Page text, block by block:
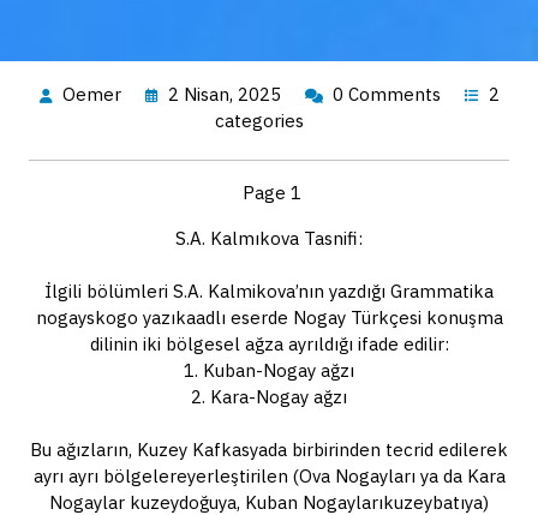
Oemer 2 Nisan, 2025 0 Comments
2
categories
Page 1
S.A. Kalmıkova Tasnifi:
İlgili bölümleri S.A. Kalmikova’nın yazdığı Grammatika
nogayskogo yazıkaadlı eserde Nogay Türkçesi konuşma
dilinin iki bölgesel ağza ayrıldığı ifade edilir:
1. Kuban-Nogay ağzı
2. Kara-Nogay ağzı
Bu ağızların, Kuzey Kafkasyada birbirinden tecrid edilerek
ayrı ayrı bölgelereyerleştirilen (Ova Nogayları ya da Kara
Nogaylar kuzeydoğuya, Kuban Nogaylarıkuzeybatıya)